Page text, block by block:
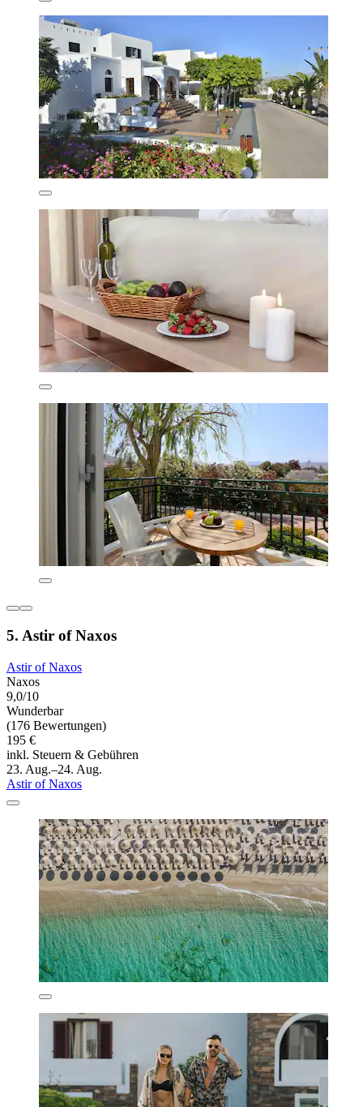
5. Astir of Naxos
Astir of Naxos
Naxos
9,0/10
Wunderbar
(176 Bewertungen)
195 €
inkl. Steuern & Gebühren
23. Aug.–24. Aug.
Astir of Naxos